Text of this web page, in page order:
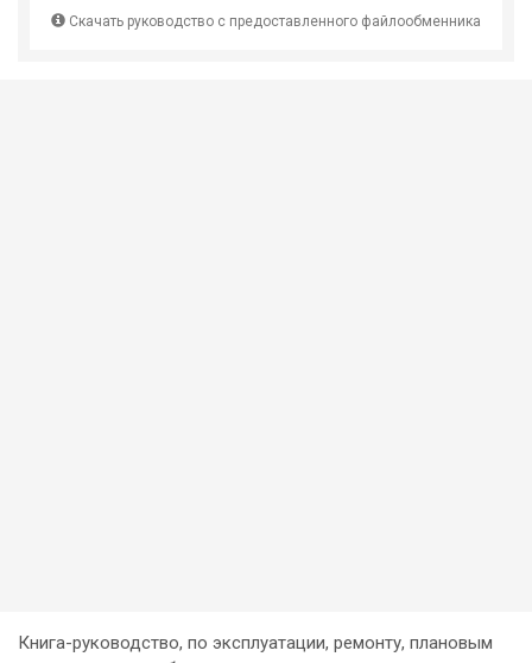
Скачать руководство с предоставленного файлообменника
Книга-руководство, по эксплуатации, ремонту, плановым